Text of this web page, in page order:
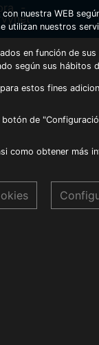
nuestra WEB
utilizan nuestros
en función de
según sus hábitos
estos fines
de
como obtener más